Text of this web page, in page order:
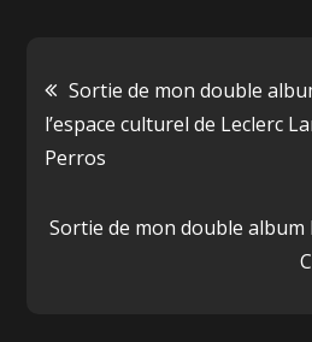
Sortie de mon double
l’espace culturel de Leclerc
Perros
Sortie de mon double album